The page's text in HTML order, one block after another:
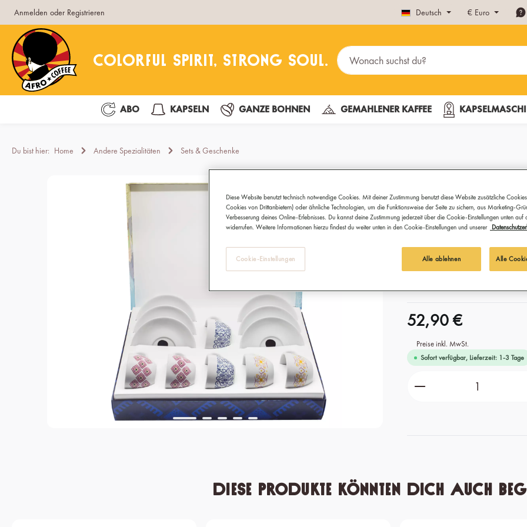
Zur Hauptnavigation springen
Anmelden oder Registrieren Deutsch € Euro
ABO KAPSELN GANZE BOHNEN GEMAHLENER KAFFEE
Du bist hier: Home Andere Spezialitäten Sets & Geschenke
Ready, Tassen-Set,
Wie man sich am besten
Cappuccino-Tassen-Set.
spülmaschinengeeignet.
52,90 €
Preise inkl. MwSt.
Sofort verfügbar, Lieferzeit: 1-3 Tage
Produkt Anzahl:
Diese Produkte könnten dich auch
Diese Website benutzt technisch notwendige Cookies. Mit deiner Zustimmung benutzt diese Website zusätzliche
Cookies von Drittanbietern) oder ähnliche Technologien, um die Funktionsweise der Seite zu sichern, aus Marketing-
Verbesserung deines Online-Erlebnisses. Du kannst deine Zustimmung jederzeit über die Cookie-Einstellungen unten auf
widerrufen. Weitere Informationen hierzu findest du weiter unten in den Cookie-Einstellungen und unserer
Cookie-Einstellungen Alle ablehnen Alle